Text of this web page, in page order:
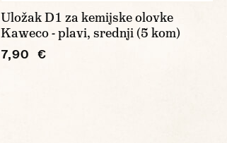
Uložak D1 za kemijske olovke
Kaweco - plavi, srednji (5 kom)
7,90 €